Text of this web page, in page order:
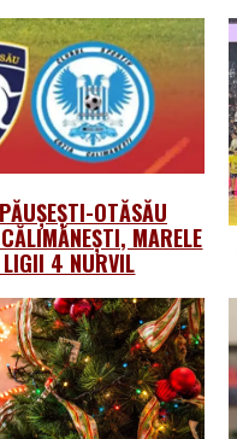
OTĂSĂU
MARELE
4 NURVIL